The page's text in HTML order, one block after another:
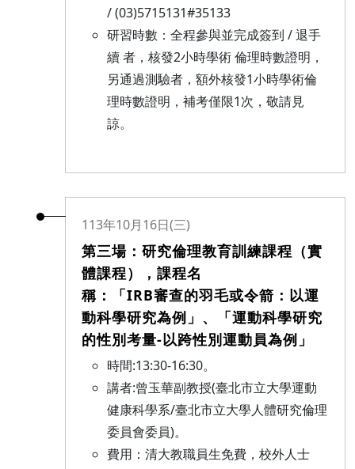
/ (03)5715131#35133
研習時數：全程參與並完成簽到 / 退手
續 者，核發2小時學術 倫理時數證明，
另通過測驗者，額外核發1小時學術倫
理時數證明，補考僅限1次，敬請見
諒。
113年10月16日(三)
第三場：研究倫理教育訓練課程（實
體課程），課程名
稱：「IRB審查的羽毛或令箭：以運
動科學研究為例」、「運動科學研究
的性別考量-以跨性別運動員為例」
時間:13:30-16:30。
講者:曾玉華副教授(臺北市立大學運動
健康科學系/臺北市立大學人體研究倫理
委員會委員)。
費用：清大教職員生免費，校外人士